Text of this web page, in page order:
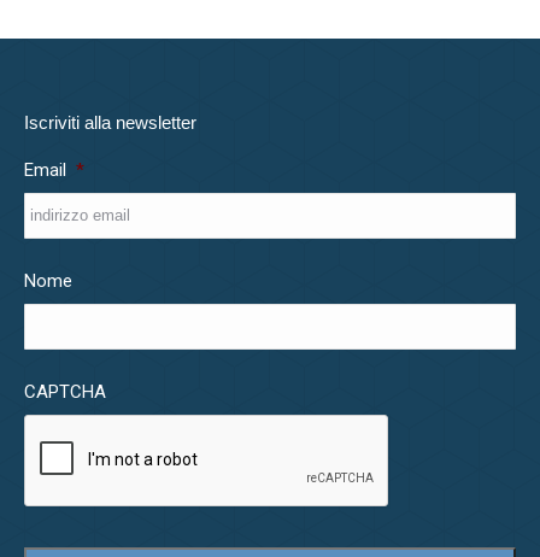
Iscriviti alla newsletter
Email *
Nome
CAPTCHA